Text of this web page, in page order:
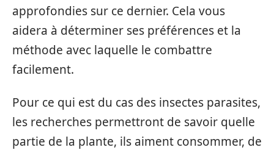
approfondies sur ce dernier. Cela vous
aidera à déterminer ses préférences et la
méthode avec laquelle le combattre
facilement.
Pour ce qui est du cas des insectes parasites,
les recherches permettront de savoir quelle
partie de la plante, ils aiment consommer, de